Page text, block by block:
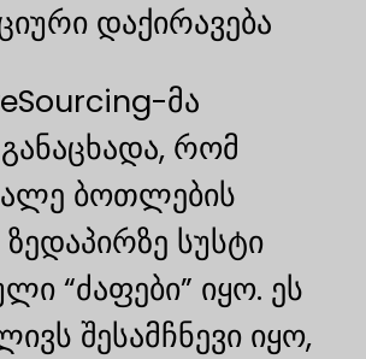
დაქირავება
მა
რომ
ბოთლების
სუსტი
“ძაფები” იყო. ეს
შესამჩნევი იყო,